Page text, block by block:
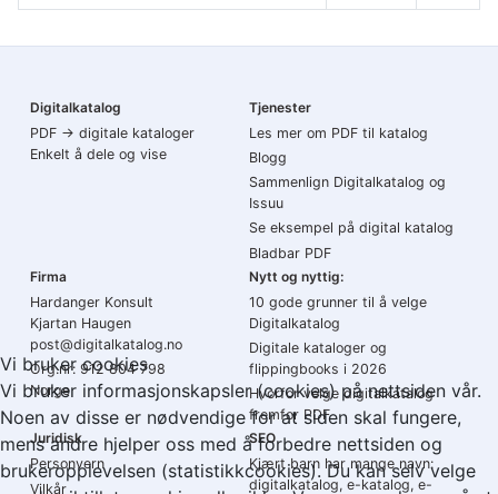
Digitalkatalog
PDF → digitale kataloger
Enkelt å dele og vise
Tjenester
Les mer om PDF til katalog
Blogg
Sammenlign Digitalkatalog og
Issuu
Se eksempel på digital katalog
Bladbar PDF
Firma
Hardanger Konsult
Kjartan Haugen
post@digitalkatalog.no
Org.nr: 912 804 798
Norge
Nytt og nyttig:
10 gode grunner til å velge
Digitalkatalog
Digitale kataloger og
flippingbooks i 2026
Hvorfor velge digitalkatalog
fremfor PDF
Juridisk
Personvern
Vilkår
SEO
Kjært barn har mange navn:
digitalkatalog, e-katalog, e-
Vi bruker cookies
Vi bruker informasjonskapsler (cookies) på nettsiden vår.
Noen av disse er nødvendige for at siden skal fungere,
mens andre hjelper oss med å forbedre nettsiden og
brukeropplevelsen (statistikkcookies). Du kan selv velge